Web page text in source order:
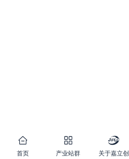
首页 产业站群 关于嘉立创